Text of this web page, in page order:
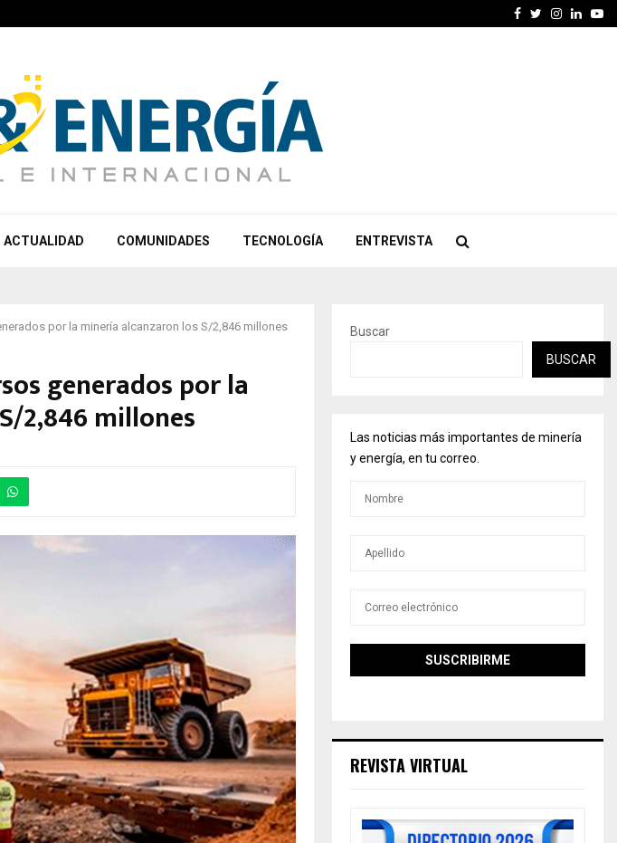
Facebook
Twitter
ACTUALIDAD COMUNIDADES TECNOLOGÍA ENTREVISTA
por la minería alcanzaron los S/2,846 millones
generados por la
2,846 millones
Buscar
BUSCAR
Las noticias más importantes de minería
y energía, en tu correo.
REVISTA VIRTUAL